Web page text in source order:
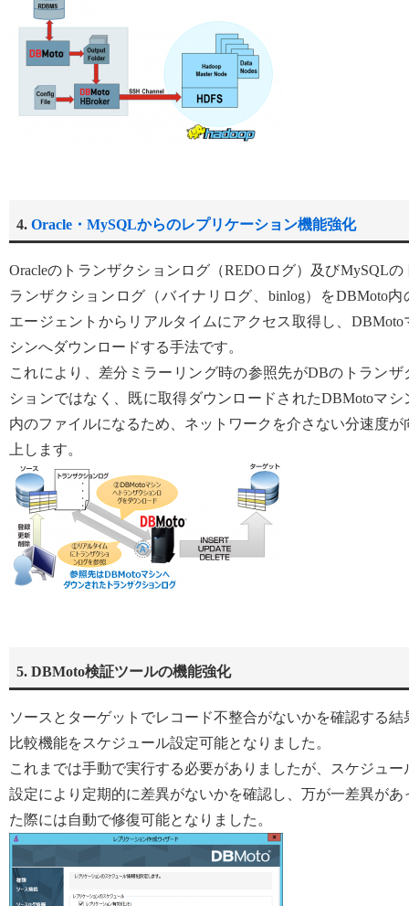
4. Oracle・MySQLからのレプリケーション機能強化
Oracleのトランザクションログ（REDOログ）及びMySQLの
ランザクションログ（バイナリログ、binlog）をDBMoto内
エージェントからリアルタイムにアクセス取得し、DBMoto
シンへダウンロードする手法です。
これにより、差分ミラーリング時の参照先がDBのトランザ
ションではなく、既に取得ダウンロードされたDBMotoマシ
内のファイルになるため、ネットワークを介さない分速度が
上します。
5. DBMoto検証ツールの機能強化
ソースとターゲットでレコード不整合がないかを確認する結
比較機能をスケジュール設定可能となりました。
これまでは手動で実行する必要がありましたが、スケジュー
設定により定期的に差異がないかを確認し、万が一差異があ
た際には自動で修復可能となりました。